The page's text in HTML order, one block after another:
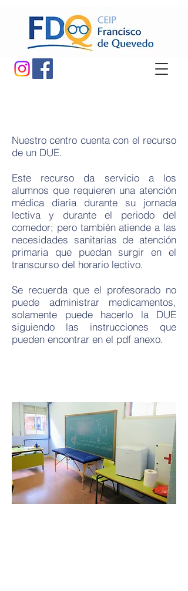
Nuestro centro cuenta con el recurso
de un DUE.
Este recurso da servicio a los
alumnos que requieren una atención
médica diaria durante su jornada
lectiva y durante el periodo del
comedor; pero también atiende a las
necesidades sanitarias de atención
primaria que puedan surgir en el
transcurso del horario lectivo.
Se recuerda que el profesorado no
puede administrar medicamentos,
solamente puede hacerlo la DUE
siguiendo las instrucciones que
pueden encontrar en el pdf anexo.